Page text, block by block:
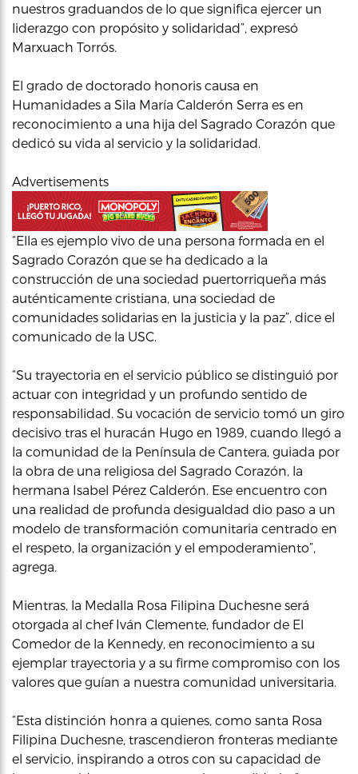
nuestros graduandos de lo que significa ejercer un
liderazgo con propósito y solidaridad”, expresó
Marxuach Torrós.
El grado de doctorado honoris causa en
Humanidades a Sila María Calderón Serra es en
reconocimiento a una hija del Sagrado Corazón que
dedicó su vida al servicio y la solidaridad.
Advertisements
“Ella es ejemplo vivo de una persona formada en el
Sagrado Corazón que se ha dedicado a la
construcción de una sociedad puertorriqueña más
auténticamente cristiana, una sociedad de
comunidades solidarias en la justicia y la paz”, dice el
comunicado de la USC.
“Su trayectoria en el servicio público se distinguió por
actuar con integridad y un profundo sentido de
responsabilidad. Su vocación de servicio tomó un giro
decisivo tras el huracán Hugo en 1989, cuando llegó a
la comunidad de la Península de Cantera, guiada por
la obra de una religiosa del Sagrado Corazón, la
hermana Isabel Pérez Calderón. Ese encuentro con
una realidad de profunda desigualdad dio paso a un
modelo de transformación comunitaria centrado en
el respeto, la organización y el empoderamiento”,
agrega.
Mientras, la Medalla Rosa Filipina Duchesne será
otorgada al chef Iván Clemente, fundador de El
Comedor de la Kennedy, en reconocimiento a su
ejemplar trayectoria y a su firme compromiso con los
valores que guían a nuestra comunidad universitaria.
“Esta distinción honra a quienes, como santa Rosa
Filipina Duchesne, trascendieron fronteras mediante
el servicio, inspirando a otros con su capacidad de